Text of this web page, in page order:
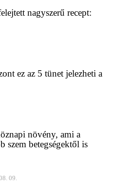
nagyszerű recept:
ez az 5 tünet jelezheti a
növény, ami a
szem betegségektől is
09.